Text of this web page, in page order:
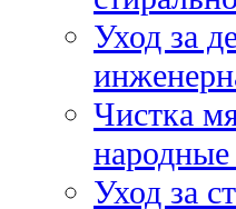
Уход за
Чистка
Уход за